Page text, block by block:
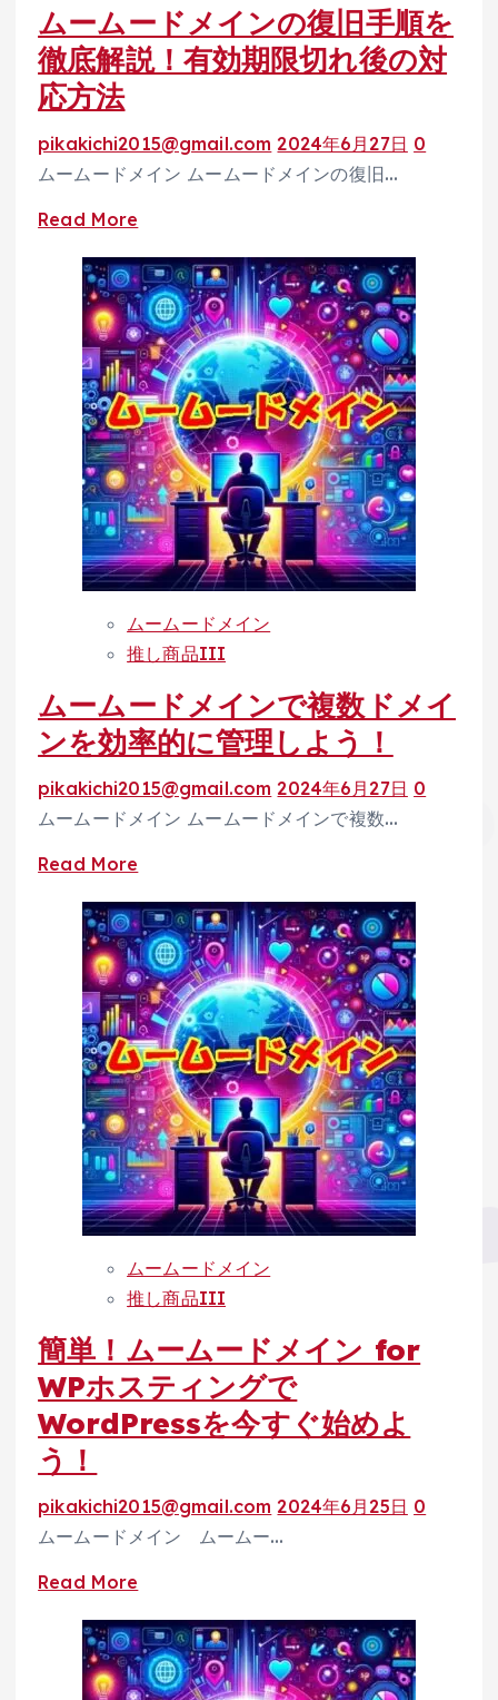
イ
ン
for
ホ
ス
ィ
ン
グ
の
実
力
と
は？
ムームードメインの復旧手順を
徹底解説！有効期限切れ後の対
応方法
pikakichi2015@gmail.com 2024年6月27日 0
ムームードメイン ムームードメインの復旧…
Read More
about
ム
ー
ム
ー
ド
メ
イ
ン
の
復
手
順
を
徹
底
解
説！
効
期
限
切
れ
後
の
対
応
方
法
ムームードメイン
推し商品III
ムームードメインで複数ドメイ
ンを効率的に管理しよう！
pikakichi2015@gmail.com 2024年6月27日 0
ムームードメイン ムームードメインで複数…
Read More
about
ム
ー
ム
ー
ド
メ
イ
ン
で
複
ド
メ
イ
ン
を
効
よ
う！
ムームードメイン
推し商品III
簡単！ムームードメイン for
WPホスティングで
WordPressを今すぐ始めよ
う！
pikakichi2015@gmail.com 2024年6月25日 0
ムームードメイン ムームー…
Read More
about
簡